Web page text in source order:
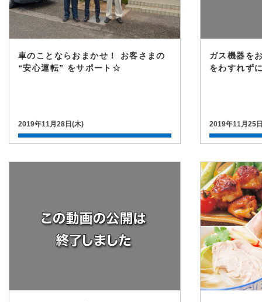
車のことならおまかせ！ お客さまの
“安心運転” をサポート☆
2019年11月28日(木)
ガス機器を
をわすれず
2019年11月25